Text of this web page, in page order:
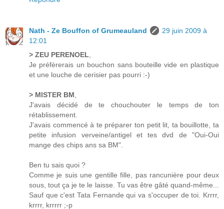
Nath - Ze Bouffon of Grumeauland
29 juin 2009 à
12:01
> ZEU PERENOEL
Je préfèrerais un bouchon sans bouteille vide en plastique
et une louche de cerisier pas pourri :-)
> MISTER BM
J'avais décidé de te chouchouter le temps de ton
rétablissement.
J'avais commencé à te préparer ton petit lit, ta bouillotte, ta
petite infusion verveine/antigel et tes dvd de "Oui-Oui
mange des chips ans sa BM".
Ben tu sais quoi ?
Comme je suis une gentille fille, pas rancunière pour deux
sous, tout ça je te le laisse. Tu vas être gâté quand-même...
Sauf que c'est Tata Fernande qui va s'occuper de toi. Krrrr,
krrrr, krrrrr ;-p